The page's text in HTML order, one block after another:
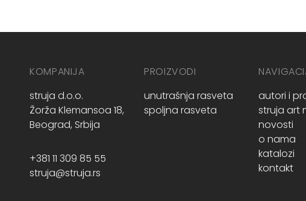
KOMPANIJA
struja d.o.o.
Žorža Klemansoa 18,
Beograd, Srbija
+381 11 309 85 55
struja@struja.rs
PROIZVODI
unutrašnja rasveta
spoljna rasveta
autori i
struja art
novosti
o nama
katalozi
kontakt